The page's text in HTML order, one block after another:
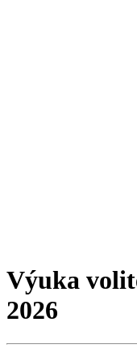
Výuka
2026